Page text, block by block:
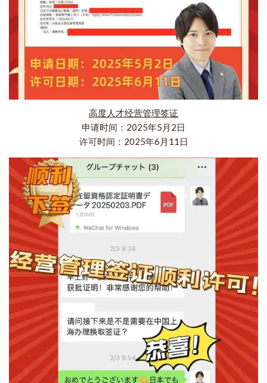
高度人才经营管理签证
申请时间：2025年5月2日
许可时间：2025年6月11日